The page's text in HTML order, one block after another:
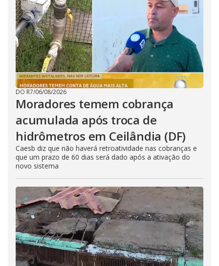
DO R7/06/08/2026
Moradores temem cobrança
acumulada após troca de
hidrômetros em Ceilândia (DF)
Caesb diz que não haverá retroatividade nas cobranças e
que um prazo de 60 dias será dado após a ativação do
novo sistema